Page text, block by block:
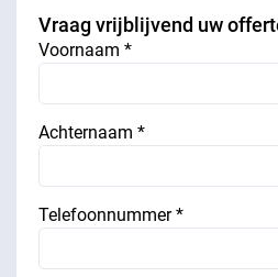
Vraag vrijblijvend uw
Voornaam *
Achternaam *
Telefoonnummer *